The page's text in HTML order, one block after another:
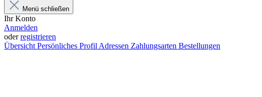
Menü schließen
Ihr Konto
Anmelden
oderregistrieren
Übersicht Persönliches Profil Adressen Zahlungsarten Bestellungen